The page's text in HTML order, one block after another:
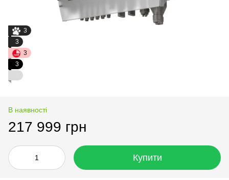
3
3
3
3
В наявності
217 999 грн
Купити